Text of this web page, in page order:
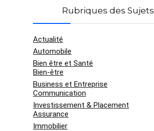
Rubriques des Sujets
Actualité
Automobile
Bien être et Santé
Bien-être
Business et Entreprise
Communication
Investissement & Placement
Assurance
Immobilier